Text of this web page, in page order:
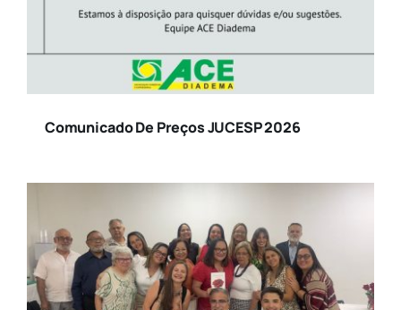
Comunicado De Preços JUCESP 2026